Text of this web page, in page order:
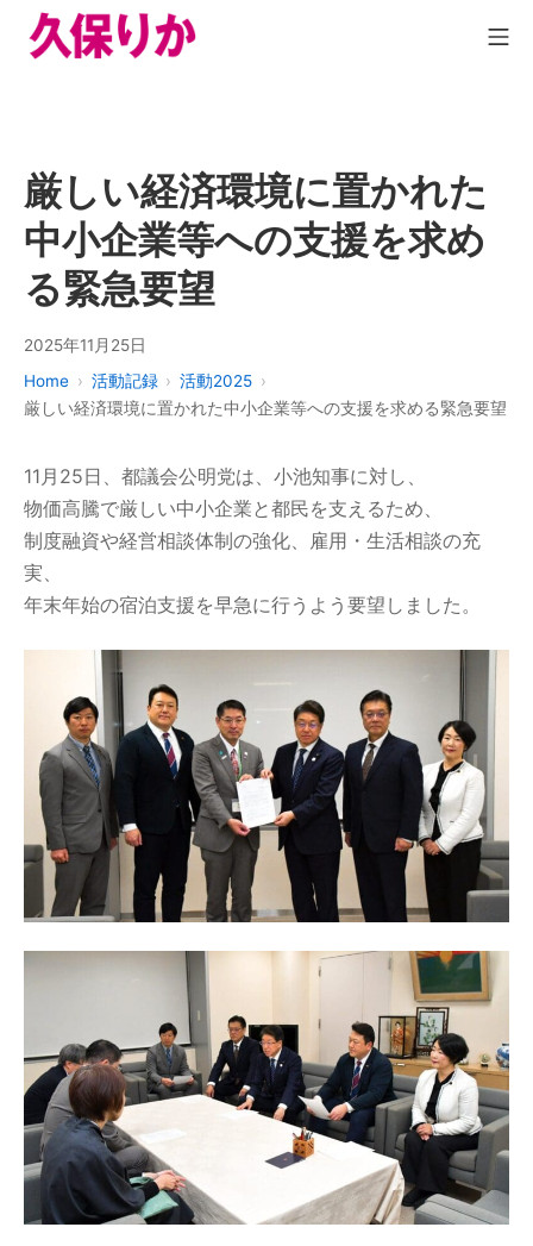
厳しい経済環境に置かれた
中小企業等への支援を求め
る緊急要望
2025年11月25日
Home
活動記録
活動2025
厳しい経済環境に置かれた中小企業等への支援を求める緊急要望
11月25日、都議会公明党は、小池知事に対し、
物価高騰で厳しい中小企業と都民を支えるため、
制度融資や経営相談体制の強化、雇用・生活相談の充
実、
年末年始の宿泊支援を早急に行うよう要望しました。